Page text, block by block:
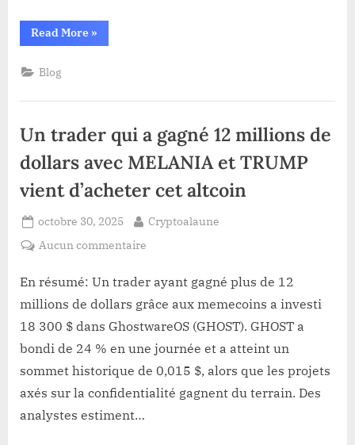
Read More“Historique
:
intégrés
réseau
bancaire
vénézuélien”
»
Blog
Un trader qui a gagné 12 millions de
dollars avec MELANIA et TRUMP
vient d’acheter cet altcoin
Posted
on
octobre 30, 2025 By
Cryptoalaune
Aucun commentaire
trader
qui
gagné
12
millions
de
En résumé: Un trader ayant gagné plus de 12
millions de dollars grâce aux memecoins a investi
18 300 $ dans GhostwareOS (GHOST). GHOST a
bondi de 24 % en une journée et a atteint un
sommet historique de 0,015 $, alors que les projets
axés sur la confidentialité gagnent du terrain. Des
analystes estiment…